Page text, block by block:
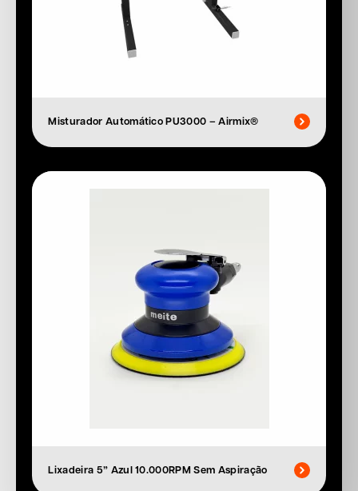
Misturador Automático PU3000 – Airmix®
Lixadeira 5” Azul 10.000RPM Sem Aspiração